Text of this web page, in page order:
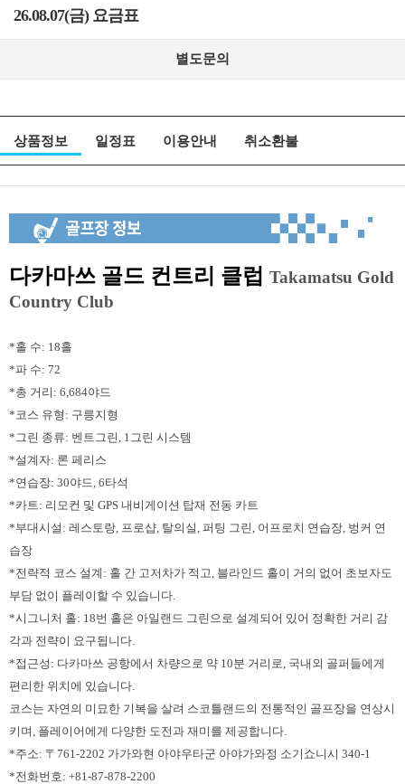
26.08.07(금) 요금표
별도문의
상품정보 일정표 이용안내 취소환불
다카마쓰 골드 컨트리 클럽 Takamatsu Gold
Country Club
*홀 수: 18홀
*파 수: 72
*총 거리: 6,684야드
*코스 유형: 구릉지형
*그린 종류: 벤트그린, 1그린 시스템
*설계자: 론 페리스
*연습장: 30야드, 6타석
*카트: 리모컨 및 GPS 내비게이션 탑재 전동 카트
*부대시설: 레스토랑, 프로샵, 탈의실, 퍼팅 그린, 어프로치 연습장, 벙커 연
습장
*전략적 코스 설계: 홀 간 고저차가 적고, 블라인드 홀이 거의 없어 초보자도
부담 없이 플레이할 수 있습니다.
*시그니처 홀: 18번 홀은 아일랜드 그린으로 설계되어 있어 정확한 거리 감
각과 전략이 요구됩니다.
*접근성: 다카마쓰 공항에서 차량으로 약 10분 거리로, 국내외 골퍼들에게
편리한 위치에 있습니다.
코스는 자연의 미묘한 기복을 살려 스코틀랜드의 전통적인 골프장을 연상시
키며, 플레이어에게 다양한 도전과 재미를 제공합니다.
*주소: 〒761-2202 가가와현 아야우타군 아야가와정 소기쇼니시 340-1
*전화번호: +81-87-878-2200